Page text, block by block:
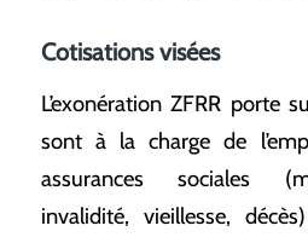
Cotisations visées
L’exonération ZFRR porte
sont à la charge de
assurances sociales
invalidité, vieillesse,